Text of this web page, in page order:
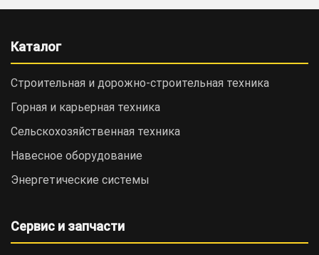
Каталог
Строительная и дорожно-cтроительная техника
Горная и карьерная техника
Сельскохозяйственная техника
Навесное оборудование
Энергетические системы
Сервис и запчасти